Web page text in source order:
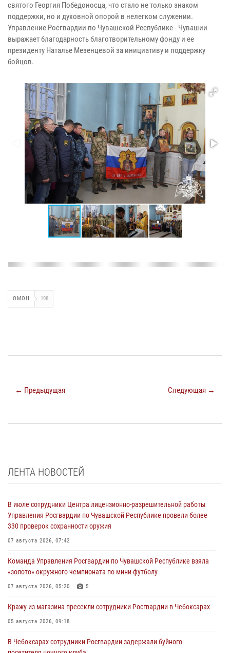
святого Георгия Победоносца, что стало не только знаком
поддержки, но и духовной опорой в нелегком служении.
Управление Росгвардии по Чувашской Республике - Чувашии
выражает благодарность благотворительному фонду и ее
президенту Наталье Мезенцевой за инициативу и поддержку
бойцов.
ОМОН 198
← Предыдущая Следующая →
ЛЕНТА НОВОСТЕЙ
В июле сотрудники Центра лицензионно-разрешительной работы
Управления Росгвардии по Чувашской Республике провели более
330 проверок сохранности оружия
07 августа 2026, 07:42
Команда Управления Росгвардии по Чувашской Республике взяла
«золото» окружного чемпионата по мини-футболу
07 августа 2026, 05:20 5
Кражу из магазина пресекли сотрудники Росгвардии в Чебоксарах
05 августа 2026, 09:18
В Чебоксарах сотрудники Росгвардии задержали буйного